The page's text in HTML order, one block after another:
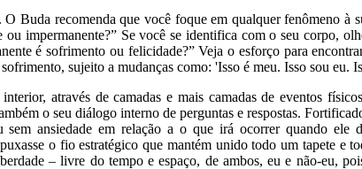
O Buda recomenda que você foque em qualquer fenômeno
impermanente?” Se você se identifica com o seu corpo,
é sofrimento ou felicidade?” Veja o esforço para
sujeito a mudanças como: 'Isso é meu. Isso sou eu.
através de camadas e mais camadas de eventos
o seu diálogo interno de perguntas e respostas.
sem ansiedade em relação a o que irá ocorrer quando ele
o fio estratégico que mantém unido todo um tapete e
– livre do tempo e espaço, de ambos, eu e não-eu,